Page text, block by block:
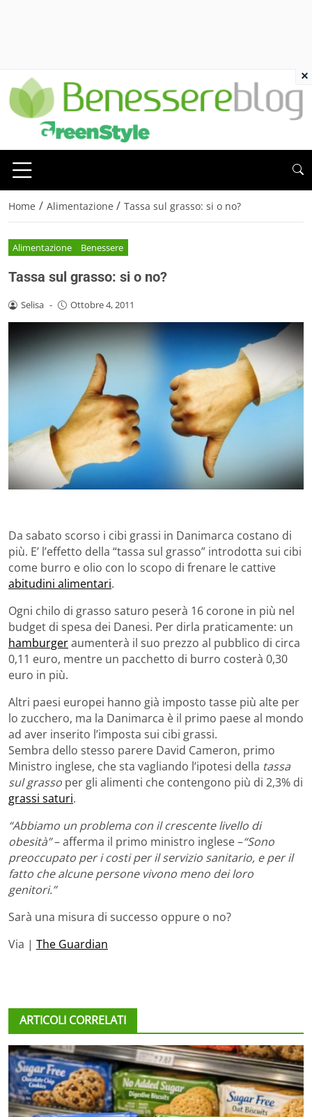
Home / Alimentazione / Tassa sul grasso: si o no?
Alimentazione Benessere
Tassa sul grasso: si o no?
Selisa - Ottobre 4, 2011
Da sabato scorso i cibi grassi in Danimarca costano di
più. E’ l’effetto della “tassa sul grasso” introdotta sui cibi
come burro e olio con lo scopo di frenare le cattive
abitudini alimentari.
Ogni chilo di grasso saturo peserà 16 corone in più nel
budget di spesa dei Danesi. Per dirla praticamente: un
hamburgeraumenterà il suo prezzo al pubblico di circa
0,11 euro, mentre un pacchetto di burro costerà 0,30
euro in più.
Altri paesi europei hanno già imposto tasse più alte per
lo zucchero, ma la Danimarca è il primo paese al mondo
ad aver inserito l’imposta sui cibi grassi.
Sembra dello stesso parere David Cameron, primo
Ministro inglese, che sta vagliando l’ipotesi della tassa
sul grasso per gli alimenti che contengono più di 2,3% di
grassi saturi.
“Abbiamo un problema con il crescente livello di
obesità”– afferma il primo ministro inglese –“Sono
preoccupato per i costi per il servizio sanitario, e per il
fatto che alcune persone vivono meno dei loro
genitori.”
Sarà una misura di successo oppure o no?
Via | The Guardian
ARTICOLI CORRELATI
×